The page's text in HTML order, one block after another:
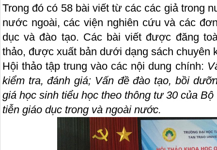
Trong đó có 58 bài viết từ các các giả trong
nước ngoài, các viện nghiên cứu và các
dục và đào tạo. Các bài viết được đăng
thảo, được xuất bản dưới dạng sách chuyên
Hội thảo tập trung vào các nội dung chính:
kiểm tra, đánh giá; Vấn đề đào tạo, bồi
giá học sinh tiểu học theo thông tư 30 của
tiễn giáo dục trong và ngoài nước.